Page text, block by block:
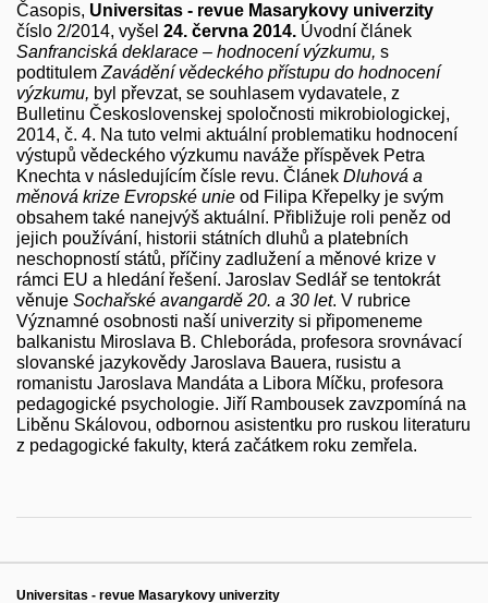
Časopis, Universitas - revue Masarykovy univerzity
číslo 2/2014, vyšel 24. června 2014. Úvodní článek
Sanfranciská deklarace – hodnocení výzkumu, s
podtitulem Zavádění vědeckého přístupu do hodnocení
výzkumu, byl převzat, se souhlasem vydavatele, z
Bulletinu Československej spoločnosti mikrobiologickej,
2014, č. 4. Na tuto velmi aktuální problematiku hodnocení
výstupů vědeckého výzkumu naváže příspěvek Petra
Knechta v následujícím čísle revu. Článek Dluhová a
měnová krize Evropské unie od Filipa Křepelky je svým
obsahem také nanejvýš aktuální. Přibližuje roli peněz od
jejich používání, historii státních dluhů a platebních
neschopností států, příčiny zadlužení a měnové krize v
rámci EU a hledání řešení. Jaroslav Sedlář se tentokrát
věnuje Sochařské avangardě 20. a 30 let. V rubrice
Významné osobnosti naší univerzity si připomeneme
balkanistu Miroslava B. Chleboráda, profesora srovnávací
slovanské jazykovědy Jaroslava Bauera, rusistu a
romanistu Jaroslava Mandáta a Libora Míčku, profesora
pedagogické psychologie. Jiří Rambousek zavzpomíná na
Liběnu Skálovou, odbornou asistentku pro ruskou literaturu
z pedagogické fakulty, která začátkem roku zemřela.
Universitas - revue Masarykovy univerzity